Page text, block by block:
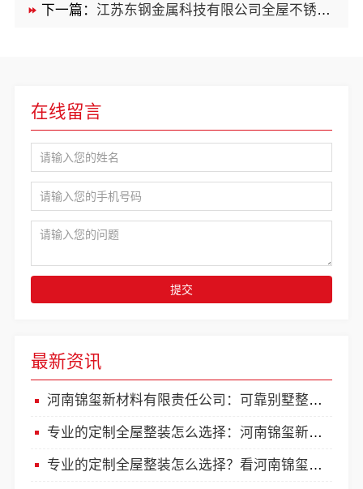
下一篇： 江苏东钢金属科技有限公司全屋不锈钢定制生产基地兴化好吗
最新资讯
河南锦玺新材料有限责任公司：可靠别墅整装口碑榜
专业的定制全屋整装怎么选择：河南锦玺新材料
专业的定制全屋整装怎么选择？看河南锦玺新材料
在线留言
提交